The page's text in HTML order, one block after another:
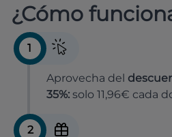
¿Cómo
1
Aprovecha del
35%: solo 11,96€ cada
2